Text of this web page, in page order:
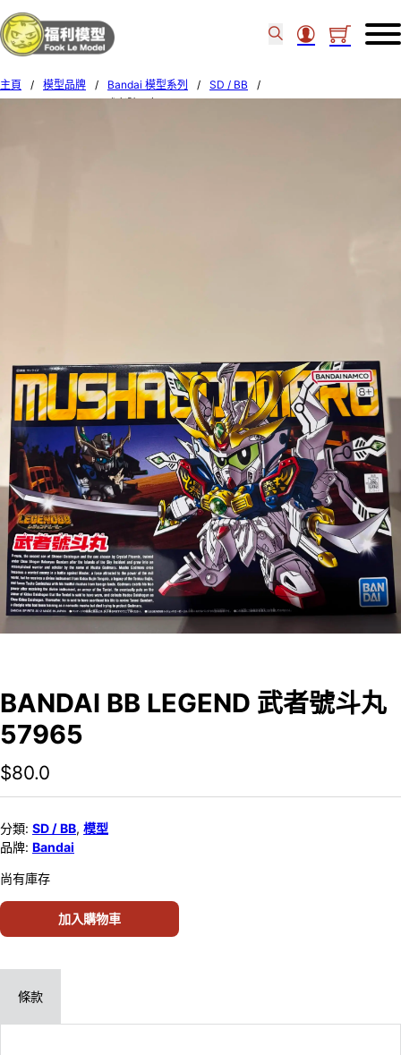
主頁 / 模型品牌 / Bandai 模型系列 / SD / BB
/
BANDAI BB LEGEND 武者號斗丸
57965
$80.0
分類: SD / BB, 模型
品牌: Bandai
尚有庫存
加入購物車
條款